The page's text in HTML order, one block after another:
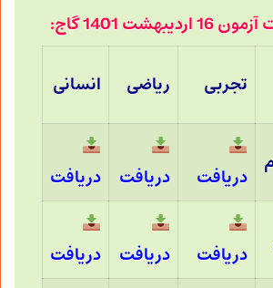
اردیبهشت 1401 گاج:
تجربی ریاضی انسانی
دریافت دریافت دریافت
دریافت دریافت دریافت